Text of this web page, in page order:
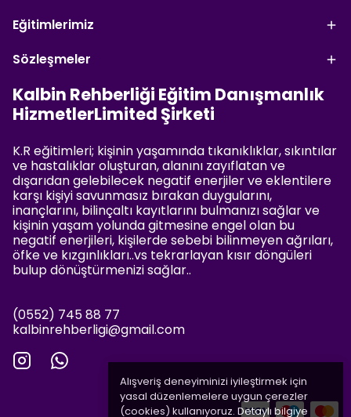
Alışveriş deneyiminizi iyileştirmek için
yasal düzenlemelere uygun çerezler
(cookies) kullanıyoruz. Detaylı bilgiye
Eğitimlerimiz
Sözleşmeler
Kalbin Rehberliği Eğitim Danışmanlık
HizmetlerLimited Şirketi
K.R eğitimleri; kişinin yaşamında tıkanıklıklar, sıkıntılar
ve hastalıklar oluşturan, alanını zayıflatan ve
dışarıdan gelebilecek negatif enerjiler ve eklentilere
karşı kişiyi savunmasız bırakan duygularını,
inançlarını, bilinçaltı kayıtlarını bulmanızı sağlar ve
kişinin yaşam yolunda gitmesine engel olan bu
negatif enerjileri, kişilerde sebebi bilinmeyen ağrıları,
öfke ve kızgınlıkları..vs tekrarlayan kısır döngüleri
bulup dönüştürmenizi sağlar..
(0552) 745 88 77
kalbinrehberligi@gmail.com